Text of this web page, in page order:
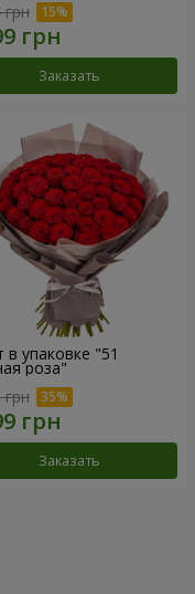
грн
Заказать
в упаковке "51
роза"
грн
Заказать